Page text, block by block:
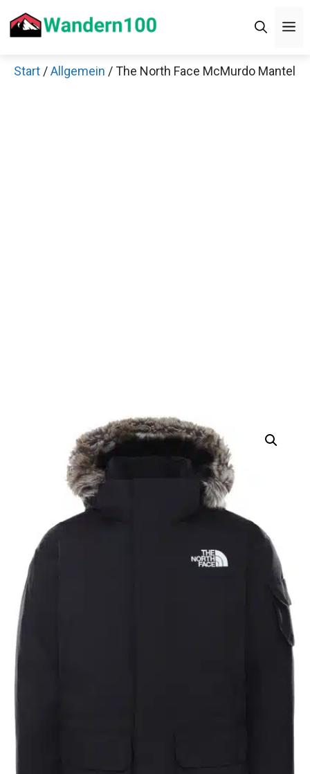
Inhalt
Start /Allgemein / The North Face McMurdo